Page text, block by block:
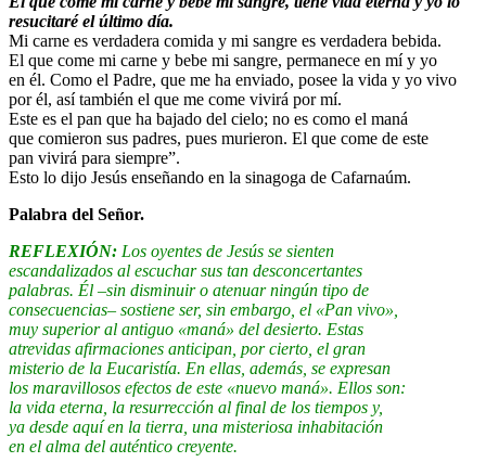
resucitaré el último día.
Mi carne es verdadera comida y mi sangre es verdadera bebida.
El que come mi carne y bebe mi sangre, permanece en mí y yo
en él. Como el Padre, que me ha enviado, posee la vida y yo vivo
por él, así también el que me come vivirá por mí.
Este es el pan que ha bajado del cielo; no es como el maná
que comieron sus padres, pues murieron. El que come de este
pan vivirá para siempre”.
Esto lo dijo Jesús enseñando en la sinagoga de Cafarnaúm.
Palabra del Señor.
REFLEXIÓN: Los oyentes de Jesús se sienten
escandalizados al escuchar sus tan desconcertantes
palabras. Él –sin disminuir o atenuar ningún tipo de
consecuencias– sostiene ser, sin embargo, el «Pan vivo»,
muy superior al antiguo «maná» del desierto. Estas
atrevidas afirmaciones anticipan, por cierto, el gran
misterio de la Eucaristía. En ellas, además, se expresan
los maravillosos efectos de este «nuevo maná». Ellos son:
la vida eterna, la resurrección al final de los tiempos y,
ya desde aquí en la tierra, una misteriosa inhabitación
en el alma del auténtico creyente.